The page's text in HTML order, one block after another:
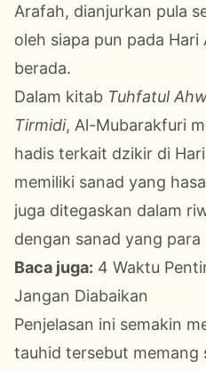
Arafah, dianjurkan pula
oleh siapa pun pada
berada.
Dalam kitab Tuhfatul
Tirmidi, Al-Mubarakfuri
hadis terkait dzikir di
memiliki sanad yang
juga ditegaskan dalam
dengan sanad yang
Baca juga: 4 Waktu
Jangan Diabaikan
Penjelasan ini semakin
tauhid tersebut memang